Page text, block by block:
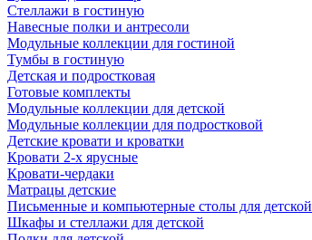
Стеллажи в гостиную
Навесные полки и антресоли
Модульные коллекции для гостиной
Тумбы в гостиную
Детская и подростковая
Готовые комплекты
Модульные коллекции для детской
Модульные коллекции для подростковой
Детские кровати и кроватки
Кровати 2-х ярусные
Кровати-чердаки
Матрацы детские
Письменные и компьютерные столы для детской
Шкафы и стеллажи для детской